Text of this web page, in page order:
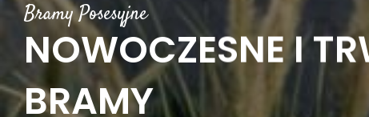
Bramy Posesyjne
NOWOCZESNE I
BRAMY